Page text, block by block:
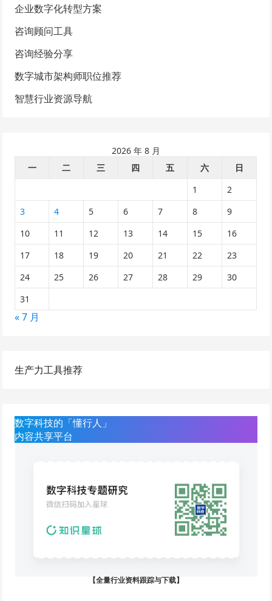
企业数字化转型方案
咨询顾问工具
咨询经验分享
数字城市架构师职位推荐
智慧行业资源导航
2026 年 8 月
一
二 三 四 五 六
日
1
2
3
4 5 6 7 8
9
10
11 12 13 14 15
16
17
18 19 20 21 22
23
24
25 26 27 28 29
30
31
« 7 月
生产力工具推荐
数字科技的「懂行人」
内容共享平台
【全量行业资料跟踪与下载】